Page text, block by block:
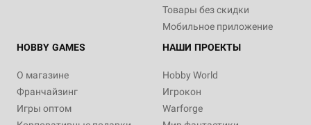
Товары без скидки
Мобильное приложение
HOBBY GAMES
О магазине
Франчайзинг
Игры оптом
НАШИ ПРОЕКТЫ
Hobby World
Игрокон
Warforge